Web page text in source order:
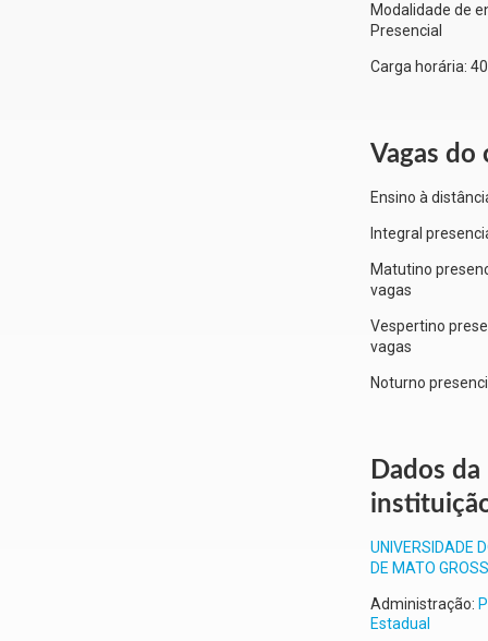
Modalidade de
Presencial
Carga horária:
Vagas do
Ensino à
Integral
Matutino
vagas
Vespertino
vagas
Noturno
Dados da
UNIVERSIDADE
DE MATO
Administração:
Estadual